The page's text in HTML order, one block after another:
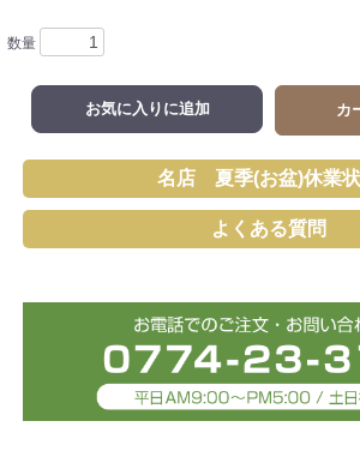
数量
お気に入りに追加 カ
名店 夏季(お盆)休業
よくある質問